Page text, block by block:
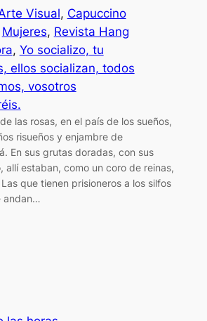
Visual, Capuccino
Mujeres, Revista Hang
, Yo socializo, tu
ellos socializan, todos
vosotros
las rosas, en el país de los sueños,
risueños y enjambre de
En sus grutas doradas, con sus
allí estaban, como un coro de reinas,
que tienen prisioneros a los silfos
andan…